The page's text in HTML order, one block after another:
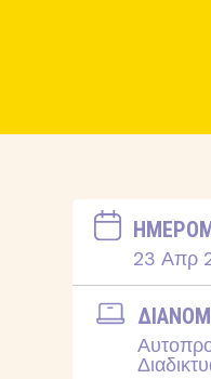
23 Απρ